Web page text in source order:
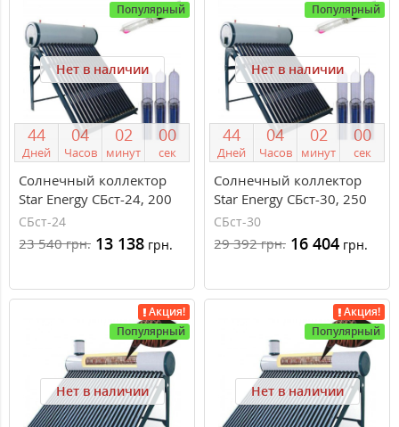
Популярный
Нет в наличии
44
Дней
04
Часов
02
минут
00
сек
Солнечный коллектор
Star Energy СБст-24, 200
литров, сезонный
СБст-24
23 540грн. 13 138 грн.
Популярный
Нет в наличии
44
Дней
04
Часов
02
минут
00
сек
Солнечный коллектор
Star Energy СБст-30, 250
литров, сезонный
СБст-30
29 392грн. 16 404 грн.
Акция!
Популярный
Нет в наличии
Акция!
Популярный
Нет в наличии